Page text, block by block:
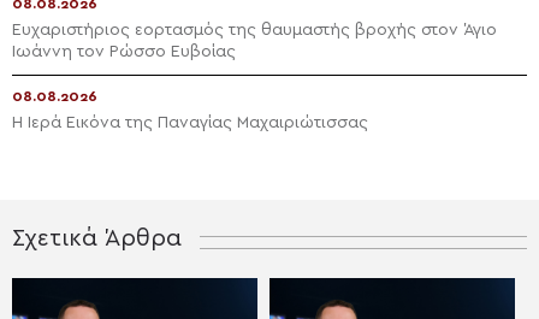
08.08.2026
Ευχαριστήριος εορτασμός της θαυμαστής βροχής στον Άγιο
Ιωάννη τον Ρώσσο Ευβοίας
08.08.2026
Η Ιερά Εικόνα της Παναγίας Μαχαιριώτισσας
Σχετικά Άρθρα